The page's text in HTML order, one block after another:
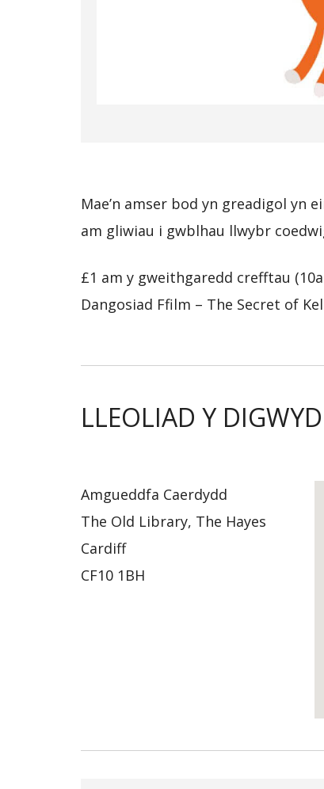
Mae’n amser bod yn greadigol yn
am gliwiau i gwblhau llwybr
£1 am y gweithgaredd crefftau
Dangosiad Ffilm – The Secret of
LLEOLIAD Y
Amgueddfa Caerdydd
The Old Library, The Hayes
Cardiff
CF10 1BH